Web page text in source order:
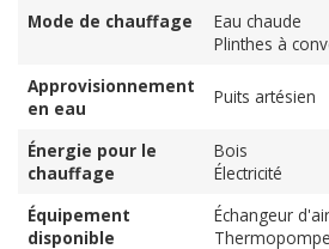
Mode de chauffage
Eau chaude
Plinthes à
Approvisionnement
en eau
Puits artésien
Énergie pour le
chauffage
Bois
Électricité
Équipement
disponible
Échangeur d'air